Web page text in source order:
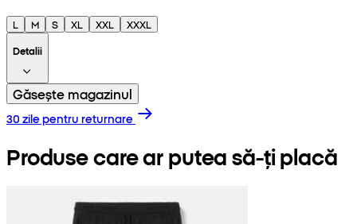
L M S XL XXL
XXXL
Detalii
Găsește magazinul
30 zile pentru returnare
Produse care ar putea să-ți placă